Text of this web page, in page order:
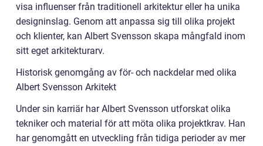
visa influenser från traditionell arkitektur eller ha unika
designinslag. Genom att anpassa sig till olika projekt
och klienter, kan Albert Svensson skapa mångfald inom
sitt eget arkitekturarv.
Historisk genomgång av för- och nackdelar med olika
Albert Svensson Arkitekt
Under sin karriär har Albert Svensson utforskat olika
tekniker och material för att möta olika projektkrav. Han
har genomgått en utveckling från tidiga perioder av mer